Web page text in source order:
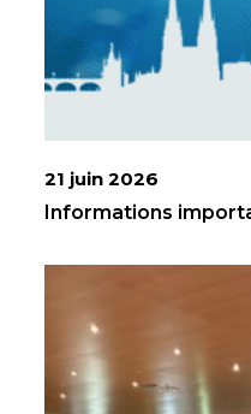
21 juin 2026
Informations